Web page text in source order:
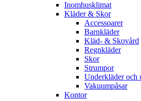
Inomhusklimat
Kläder & Skor
Accessoarer
Barnkläder
Kläd- & Skovård
Regnkläder
Skor
Strumpor
Underkläder och
Vakuumpåsar
Kontor